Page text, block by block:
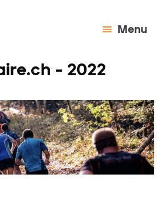
Menu
- 2022